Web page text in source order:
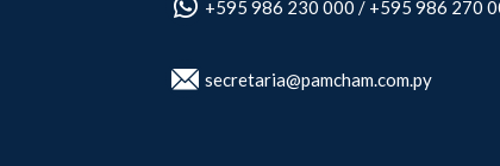
+595 986 230 000 / +595 986 270
secretaria@pamcham.com.py